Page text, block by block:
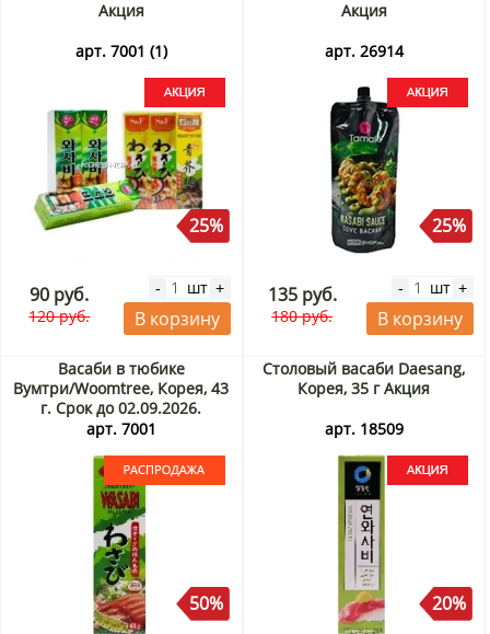
Акция
арт. 7001 (1)
25%
90 руб.
120 руб.
- шт +
В корзину
Акция
арт. 26914
25%
135 руб.
180 руб.
- шт +
В корзину
Васаби в тюбике
Вумтри/Woomtree, Корея, 43
г. Срок до 02.09.2026.
Распродажа
арт. 7001
50%
Столовый васаби Daesang,
Корея, 35 г Акция
арт. 18509
20%